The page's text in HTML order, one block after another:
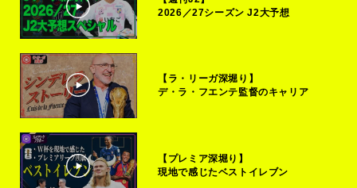
2026／27シーズン J2大予想
【ラ・リーガ深堀り】
デ・ラ・フエンテ監督のキャリア
【プレミア深堀り】
現地で感じたベストイレブン